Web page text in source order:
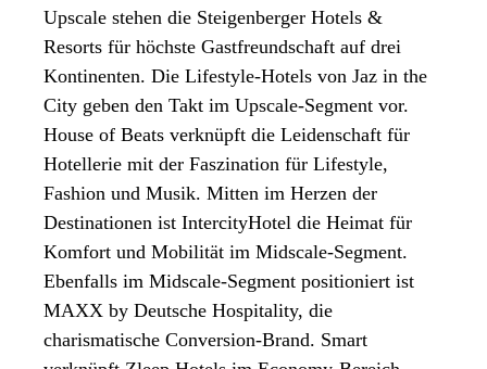
Upscale stehen die Steigenberger Hotels &
Resorts für höchste Gastfreundschaft auf drei
Kontinenten. Die Lifestyle-Hotels von Jaz in the
City geben den Takt im Upscale-Segment vor.
House of Beats verknüpft die Leidenschaft für
Hotellerie mit der Faszination für Lifestyle,
Fashion und Musik. Mitten im Herzen der
Destinationen ist IntercityHotel die Heimat für
Komfort und Mobilität im Midscale-Segment.
Ebenfalls im Midscale-Segment positioniert ist
MAXX by Deutsche Hospitality, die
charismatische Conversion-Brand. Smart